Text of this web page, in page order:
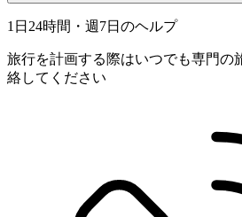
1日24時間・週7日のヘルプ
旅行を計画する際はいつでも専門の
絡してください